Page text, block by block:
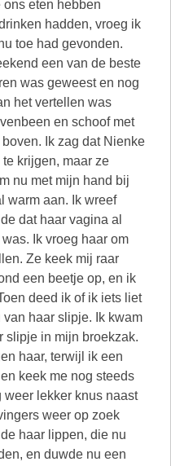
eten hebben
hadden, vroeg ik
toe had gevonden.
een van de beste
was geweest en nog
het vertellen was
en schoof met
Ik zag dat Nienke
krijgen, maar ze
nu met mijn hand bij
warm aan. Ik wreef
dat haar vagina al
Ik vroeg haar om
Ze keek mij raar
een beetje op, en ik
deed ik of ik iets liet
haar slipje. Ik kwam
slipje in mijn broekzak.
haar, terwijl ik een
keek me nog steeds
weer lekker knus naast
weer op zoek
haar lippen, die nu
en duwde nu een